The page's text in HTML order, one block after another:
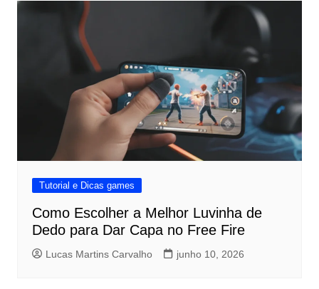
Tutorial e Dicas games
Como Escolher a Melhor Luvinha de
Dedo para Dar Capa no Free Fire
Lucas Martins Carvalho junho 10, 2026